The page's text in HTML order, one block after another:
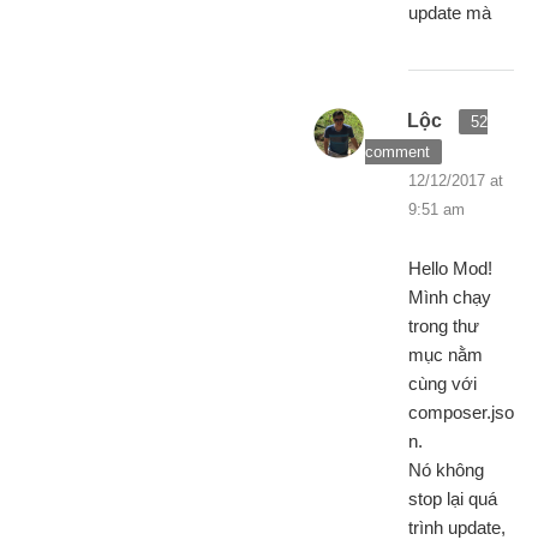
update mà
Lộc
52
comment
12/12/2017 at
9:51 am
Hello Mod!
Mình chạy
trong thư
mục nằm
cùng với
composer.jso
n.
Nó không
stop lại quá
trình update,